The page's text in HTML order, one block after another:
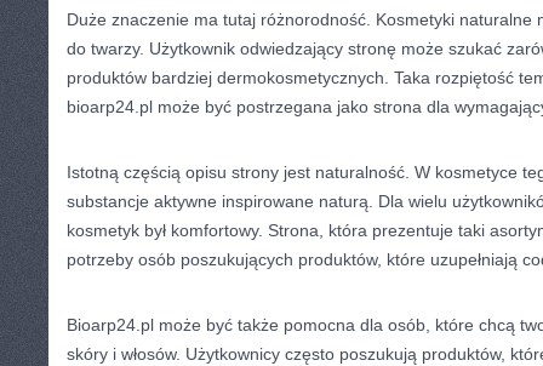
Duże znaczenie ma tutaj różnorodność. Kosmetyki naturalne
do twarzy. Użytkownik odwiedzający stronę może szukać
produktów bardziej dermokosmetycznych. Taka rozpiętość
bioarp24.pl może być postrzegana jako strona dla
Istotną częścią opisu strony jest naturalność. W kosmetyce
substancje aktywne inspirowane naturą. Dla wielu
kosmetyk był komfortowy. Strona, która prezentuje taki
potrzeby osób poszukujących produktów, które uzupełniają
Bioarp24.pl może być także pomocna dla osób, które chcą
skóry i włosów. Użytkownicy często poszukują produktów,